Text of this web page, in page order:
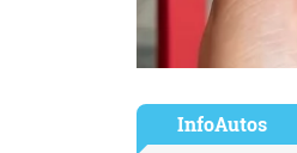
InfoAutos